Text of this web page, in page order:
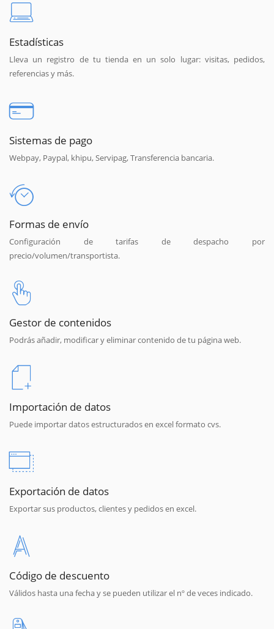
Estadísticas
Lleva un registro de tu tienda en un solo lugar: visitas, pedidos,
referencias y más.
Sistemas de pago
Webpay, Paypal, khipu, Servipag, Transferencia bancaria.
Formas de envío
Configuración de tarifas de despacho por
precio/volumen/transportista.
Gestor de contenidos
Podrás añadir, modificar y eliminar contenido de tu página web.
Importación de datos
Puede importar datos estructurados en excel formato cvs.
Exportación de datos
Exportar sus productos, clientes y pedidos en excel.
Código de descuento
Válidos hasta una fecha y se pueden utilizar el nº de veces indicado.